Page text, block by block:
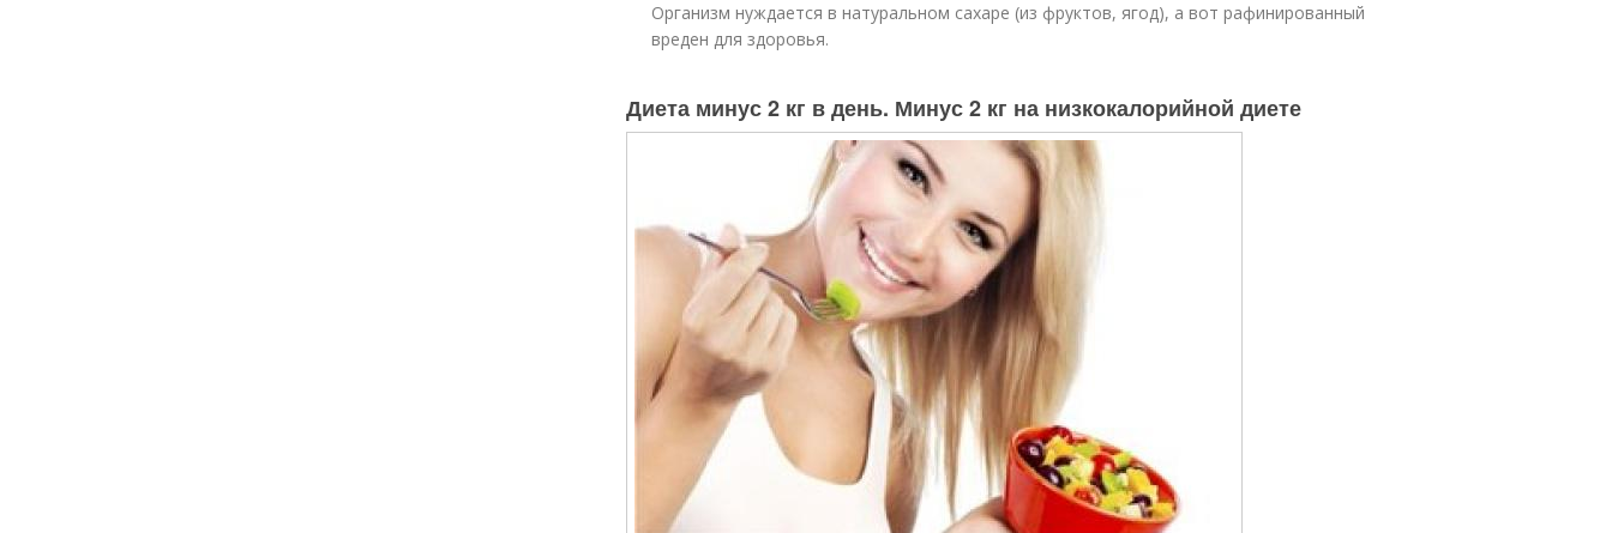
Организм нуждается в натуральном сахаре (из фруктов, ягод), а вот рафинированный
вреден для здоровья.
Диета минус 2 кг в день. Минус 2 кг на низкокалорийной диете